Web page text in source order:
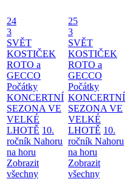
24
3
SVĚT
KOSTIČEK
ROTO a
GECCO
Počátky
KONCERTNÍ
SEZONA VE
VELKÉ
LHOTĚ 10.
ročník Nahoru
na horu
Zobrazit
všechny
25
3
SVĚT
KOSTIČEK
ROTO a
GECCO
Počátky
KONCERTNÍ
SEZONA VE
VELKÉ
LHOTĚ 10.
ročník Nahoru
na horu
Zobrazit
všechny